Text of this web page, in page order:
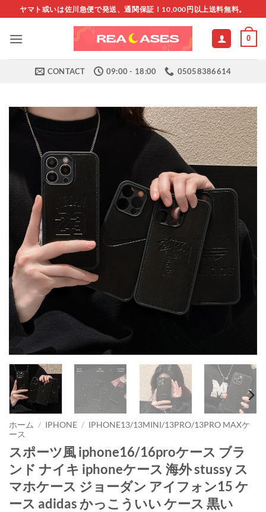
to
content
ヤマト或いは佐川急便で発送、通関保証！10,000円以上送料無料。
0
CONTACT 09:00 - 18:00 05058386614
ホーム / IPHONE / IPHONE13/13MINI/13PRO/13PRO MAXケ
ース
スポーツ風 iphone16/16proケース ブラ
ンド ナイキ iphoneケース 海外 stussy ス
マホケース ジョーダン アイフォン15 ケ
ース adidas かっこういい ケース 黒い